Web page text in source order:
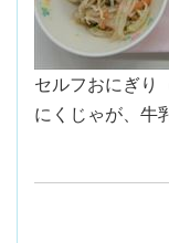
セルフおにぎり
にくじゃが、牛